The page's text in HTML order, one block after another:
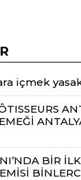
içmek
BİR